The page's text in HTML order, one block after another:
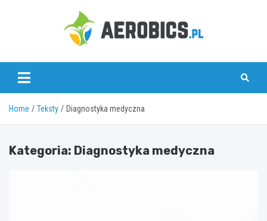
aerobics.pl
Home Teksty Diagnostyka medyczna
Kategoria: Diagnostyka medyczna